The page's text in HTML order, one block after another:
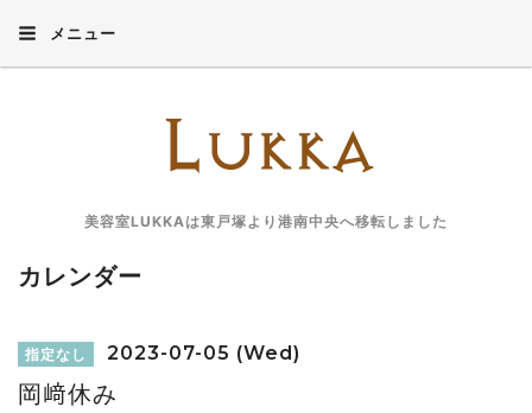
メニュー
美容室LUKKAは東戸塚より港南中央へ移転しました
カレンダー
指定なし 2023-07-05 (Wed)
岡﨑休み